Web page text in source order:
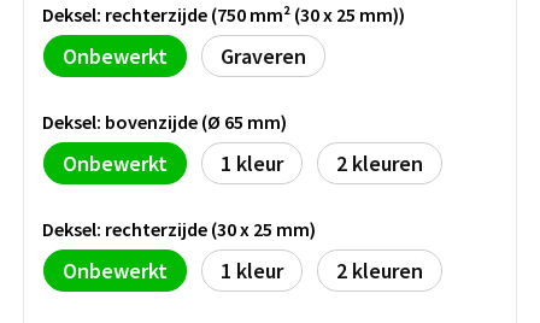
BBQ artikelen
Deksel: rechterzijde (750 mm² (30 x 25 mm))
Onbewerkt Graveren
Deksel: bovenzijde (Ø 65 mm)
Onbewerkt 1 2
Deksel: rechterzijde (30 x 25 mm)
Onbewerkt 1 2